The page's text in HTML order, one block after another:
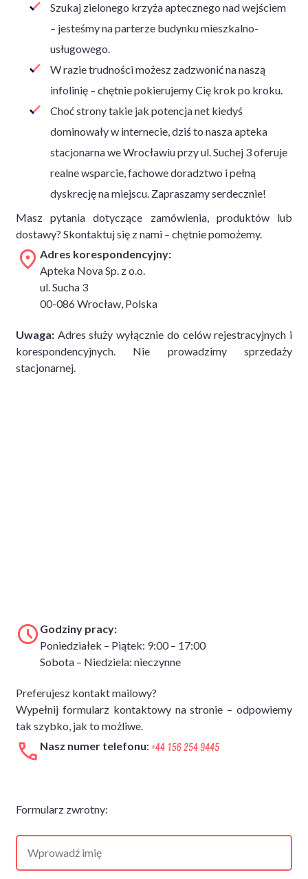
Szukaj zielonego krzyża aptecznego nad wejściem
– jesteśmy na parterze budynku mieszkalno-
usługowego.
W razie trudności możesz zadzwonić na naszą
infolinię – chętnie pokierujemy Cię krok po kroku.
Choć strony takie jak potencja net kiedyś
dominowały w internecie, dziś to nasza apteka
stacjonarna we Wrocławiu przy ul. Suchej 3 oferuje
realne wsparcie, fachowe doradztwo i pełną
dyskrecję na miejscu. Zapraszamy serdecznie!
Masz pytania dotyczące zamówienia, produktów lub
dostawy? Skontaktuj się z nami – chętnie pomożemy.
Adres korespondencyjny:
Apteka Nova Sp. z o.o.
ul. Sucha 3
00-086 Wrocław, Polska
Uwaga: Adres służy wyłącznie do celów rejestracyjnych i
korespondencyjnych. Nie prowadzimy sprzedaży
stacjonarnej.
Godziny pracy:
Poniedziałek – Piątek: 9:00 – 17:00
Sobota – Niedziela: nieczynne
Preferujesz kontakt mailowy?
Wypełnij formularz kontaktowy na stronie – odpowiemy
tak szybko, jak to możliwe.
Nasz numer telefonu:
Formularz zwrotny: